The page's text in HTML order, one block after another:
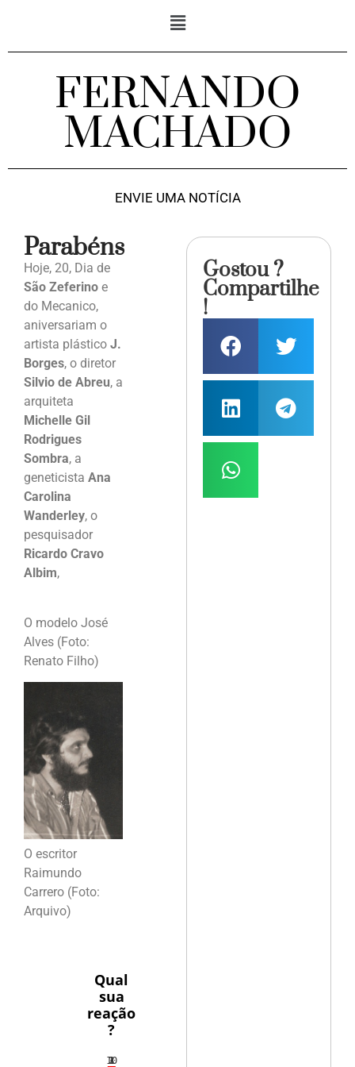
FERNANDO
MACHADO
ENVIE UMA NOTÍCIA
Parabéns
Hoje, 20, Dia de
São Zeferino e
do Mecanico,
aniversariam o
artista plástico J.
Borges, o diretor
Silvio de Abreu, a
arquiteta
Michelle Gil
Rodrigues
Sombra, a
geneticista Ana
Carolina
Wanderley, o
pesquisador
Ricardo Cravo
Albim,
O modelo José
Alves (Foto:
Renato Filho)
O escritor
Raimundo
Carrero (Foto:
Arquivo)
Qual
sua
reação
?
3
1
1
2
10
Gostou ?
Compartilhe
!